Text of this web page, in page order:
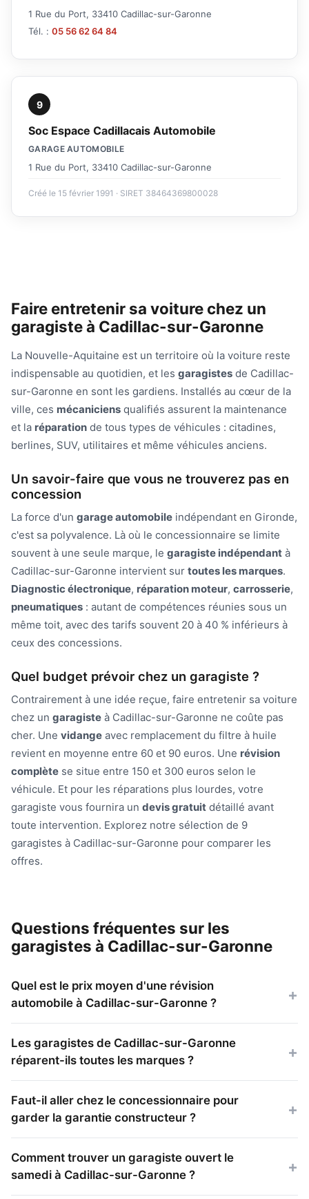
1 Rue du Port, 33410 Cadillac-sur-Garonne
Tél. : 05 56 62 64 84
9
Soc Espace Cadillacais Automobile
GARAGE AUTOMOBILE
1 Rue du Port, 33410 Cadillac-sur-Garonne
Créé le 15 février 1991 · SIRET 38464369800028
Faire entretenir sa voiture chez un
garagiste à Cadillac-sur-Garonne
La Nouvelle-Aquitaine est un territoire où la voiture reste
indispensable au quotidien, et les garagistes de Cadillac-
sur-Garonne en sont les gardiens. Installés au cœur de la
ville, ces mécaniciens qualifiés assurent la maintenance
et la réparation de tous types de véhicules : citadines,
berlines, SUV, utilitaires et même véhicules anciens.
Un savoir-faire que vous ne trouverez pas en
concession
La force d'un garage automobile indépendant en Gironde,
c'est sa polyvalence. Là où le concessionnaire se limite
souvent à une seule marque, le garagiste indépendant à
Cadillac-sur-Garonne intervient sur toutes les marques.
Diagnostic électronique, réparation moteur, carrosserie,
pneumatiques : autant de compétences réunies sous un
même toit, avec des tarifs souvent 20 à 40 % inférieurs à
ceux des concessions.
Quel budget prévoir chez un garagiste ?
Contrairement à une idée reçue, faire entretenir sa voiture
chez un garagiste à Cadillac-sur-Garonne ne coûte pas
cher. Une vidange avec remplacement du filtre à huile
revient en moyenne entre 60 et 90 euros. Une révision
complète se situe entre 150 et 300 euros selon le
véhicule. Et pour les réparations plus lourdes, votre
garagiste vous fournira un devis gratuit détaillé avant
toute intervention. Explorez notre sélection de 9
garagistes à Cadillac-sur-Garonne pour comparer les
offres.
Questions fréquentes sur les
garagistes à Cadillac-sur-Garonne
Quel est le prix moyen d'une révision
automobile à Cadillac-sur-Garonne ?
Les garagistes de Cadillac-sur-Garonne
réparent-ils toutes les marques ?
Faut-il aller chez le concessionnaire pour
garder la garantie constructeur ?
Comment trouver un garagiste ouvert le
samedi à Cadillac-sur-Garonne ?